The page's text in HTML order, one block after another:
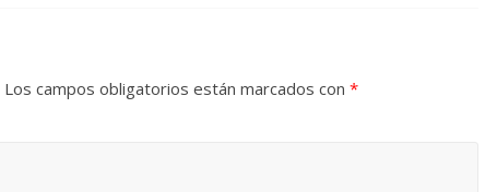
Los campos obligatorios están marcados con *